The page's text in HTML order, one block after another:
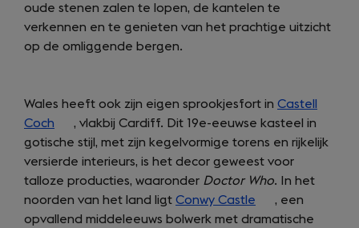
oude stenen zalen te lopen, de kantelen te
verkennen en te genieten van het prachtige uitzicht
op de omliggende bergen.
Wales heeft ook zijn eigen sprookjesfort in Castell
Coch (opens
in
a
new
tab)
, vlakbij Cardiff. Dit 19e-eeuwse kasteel in
gotische stijl, met zijn kegelvormige torens en rijkelijk
versierde interieurs, is het decor geweest voor
talloze producties, waaronder Doctor Who. In het
noorden van het land ligt Conwy Castle (opens
in
, een
opvallend middeleeuws bolwerk met dramatische